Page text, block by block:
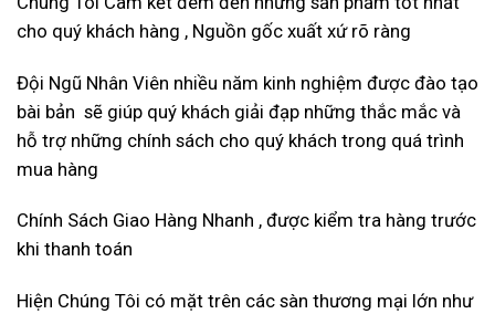
cho quý khách hàng , Nguồn gốc xuất xứ rõ ràng
Đội Ngũ Nhân Viên nhiều năm kinh nghiệm được đào tạo
bài bản sẽ giúp quý khách giải đạp những thắc mắc và
hỗ trợ những chính sách cho quý khách trong quá trình
mua hàng
Chính Sách Giao Hàng Nhanh , được kiểm tra hàng trước
khi thanh toán
Hiện Chúng Tôi có mặt trên các sàn thương mại lớn như